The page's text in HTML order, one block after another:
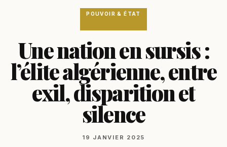
POUVOIR & ÉTAT
Une nation en sursis :
l’élite algérienne, entre
exil, disparition et
silence
19 JANVIER 2025